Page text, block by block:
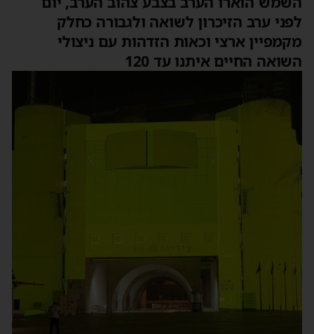
לפני ערב הזיכרון לשואה ולגבורה כחלק
מקמפיין ארצי וכאות הזדהות עם ניצולי
השואה החיים איתנו עד 120